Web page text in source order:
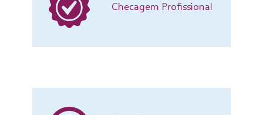
Checagem Profissional